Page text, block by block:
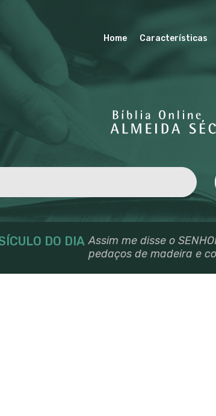
Home Características
DO DIA Assim me disse o
pedaços de madeira e
BÍBLIA
HOME
REVISÃO
PARCEIROS